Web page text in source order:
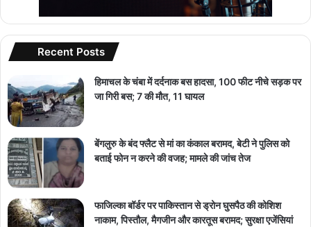
Recent Posts
हिमाचल के चंबा में दर्दनाक बस हादसा, 100 फीट नीचे सड़क पर
जा गिरी बस; 7 की मौत, 11 घायल
बेंगलुरु के बंद फ्लैट से मां का कंकाल बरामद, बेटी ने पुलिस को
बताई फोन न करने की वजह; मामले की जांच तेज
फाजिल्का बॉर्डर पर पाकिस्तान से ड्रोन घुसपैठ की कोशिश
नाकाम, पिस्तौल, मैगजीन और कारतूस बरामद; सुरक्षा एजेंसियां